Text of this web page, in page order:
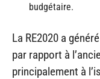
budgétaire.
La RE2020 a
par rapport à
principalement à